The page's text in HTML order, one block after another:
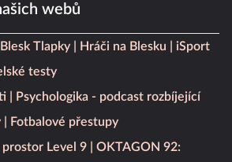
webů
Blesk Tlapky Hráči na Blesku
iSport
testy
Psychologika - podcast rozbíjející
Fotbalové přestupy
prostor Level 9
OKTAGON 92: